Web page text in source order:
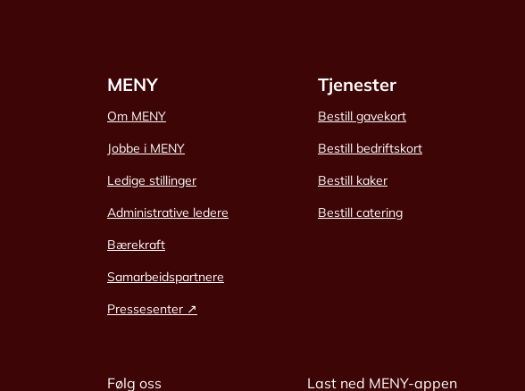
MENY
Om MENY
Jobbe i MENY
Ledige stillinger
Administrative ledere
Bærekraft
Samarbeidspartnere
Pressesenter ↗
Tjenester
Bestill gavekort
Bestill bedriftskort
Bestill kaker
Bestill catering
Følg oss Last ned MENY-appen